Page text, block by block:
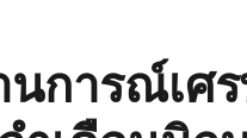
นการณ์เศ